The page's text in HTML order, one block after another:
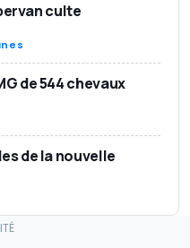
culte
de 544 chevaux
de la nouvelle